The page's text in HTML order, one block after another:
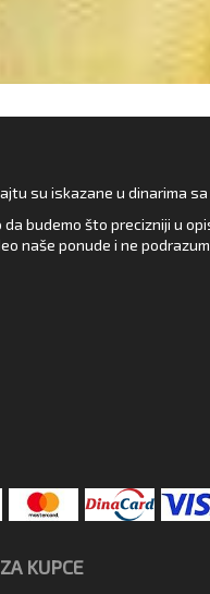
su iskazane u dinarima
da budemo što precizniji u
naše ponude i ne
KUPCE